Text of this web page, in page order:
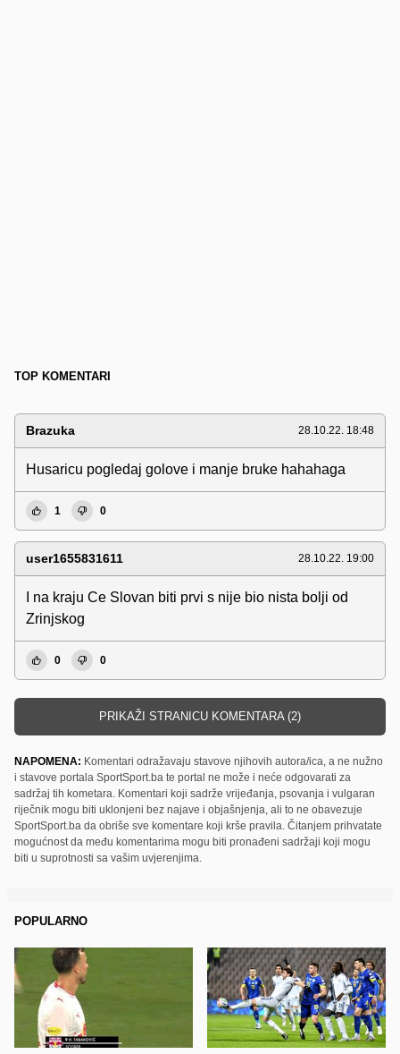
TOP KOMENTARI
Brazuka 28.10.22. 18:48
Husaricu pogledaj golove i manje bruke hahahaga
1 0
user1655831611 28.10.22. 19:00
I na kraju Ce Slovan biti prvi s nije bio nista bolji od
Zrinjskog
0 0
PRIKAŽI STRANICU KOMENTARA (2)
NAPOMENA: Komentari odražavaju stavove njihovih autora/ica, a ne nužno
i stavove portala SportSport.ba te portal ne može i neće odgovarati za
sadržaj tih kometara. Komentari koji sadrže vrijeđanja, psovanja i vulgaran
riječnik mogu biti uklonjeni bez najave i objašnjenja, ali to ne obavezuje
SportSport.ba da obriše sve komentare koji krše pravila. Čitanjem prihvatate
mogućnost da među komentarima mogu biti pronađeni sadržaji koji mogu
biti u suprotnosti sa vašim uvjerenjima.
POPULARNO